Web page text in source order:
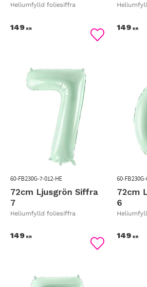
Heliumfylld foliesiffra
149 KR
Lägg till i
149 KR
72cm Ljusgrön Siffra
7
Heliumfylld foliesiffra
60-FB230G-7-012-HE
149 KR
Lägg till i
72cm
6
60-
149 KR